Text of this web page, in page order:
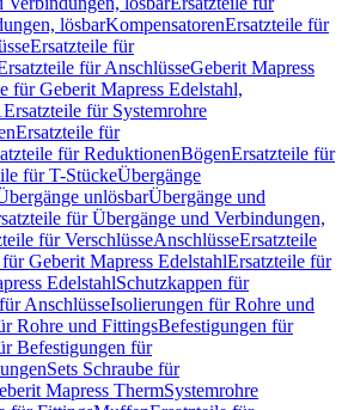
lösbarKompensatorenErsatzteile für
Ersatzteile für
für AnschlüsseGeberit Mapress
für Geberit Mapress Edelstahl,
Ersatzteile für Systemrohre
Ersatzteile für
für ReduktionenBögenErsatzteile für
für T-StückeÜbergänge
unlösbarÜbergänge und
für Übergänge und Verbindungen,
für VerschlüsseAnschlüsseErsatzteile
Geberit Mapress EdelstahlErsatzteile für
EdelstahlSchutzkappen für
AnschlüsseIsolierungen für Rohre und
Rohre und FittingsBefestigungen für
Befestigungen für
Sets Schraube für
Mapress ThermSystemrohre